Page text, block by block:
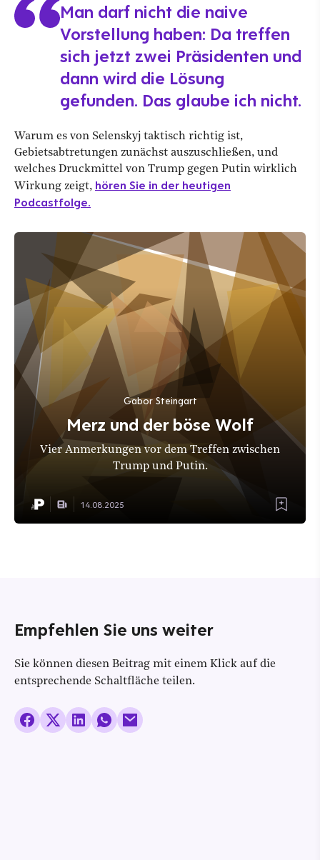
Man darf nicht die naive
Vorstellung haben: Da treffen
sich jetzt zwei Präsidenten und
dann wird die Lösung
gefunden. Das glaube ich nicht.
Warum es von Selenskyj taktisch richtig ist,
Gebietsabtretungen zunächst auszuschließen, und
welches Druckmittel von Trump gegen Putin wirklich
Wirkung zeigt, hören Sie in der heutigen
Podcastfolge.
Gabor Steingart
Merz und der böse Wolf
Vier Anmerkungen vor dem Treffen zwischen
Trump und Putin.
14.08.2025
Empfehlen Sie uns weiter
Sie können diesen Beitrag mit einem Klick auf die
entsprechende Schaltfläche teilen.